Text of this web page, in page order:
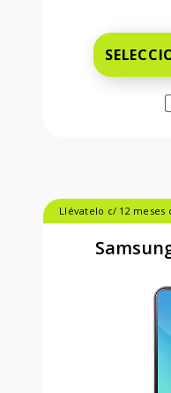
Llévatelo c/ 12 meses